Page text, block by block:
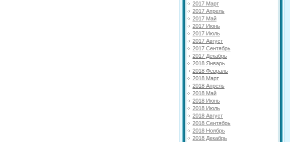
2017 Март
2017 Апрель
2017 Май
2017 Июнь
2017 Июль
2017 Август
2017 Сентябрь
2017 Декабрь
2018 Январь
2018 Февраль
2018 Март
2018 Апрель
2018 Май
2018 Июнь
2018 Июль
2018 Август
2018 Сентябрь
2018 Ноябрь
2018 Декабрь